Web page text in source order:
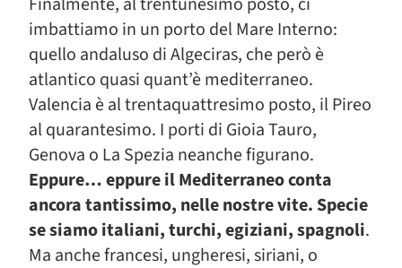
imbattiamo in un porto del Mare Interno:
quello andaluso di Algeciras, che però è
atlantico quasi quant’è mediterraneo.
Valencia è al trentaquattresimo posto, il Pireo
al quarantesimo. I porti di Gioia Tauro,
Genova o La Spezia neanche figurano.
Eppure… eppure il Mediterraneo conta
ancora tantissimo, nelle nostre vite. Specie
se siamo italiani, turchi, egiziani, spagnoli.
Ma anche francesi, ungheresi, siriani, o